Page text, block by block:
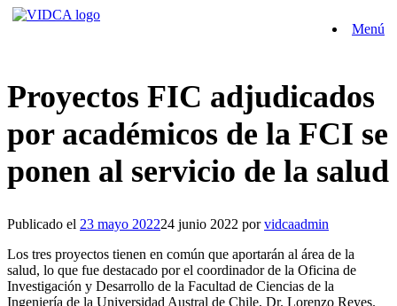
Saltar
Menú
Proyectos FIC adjudicados
por académicos de la FCI se
ponen al servicio de la salud
Publicado el 23 mayo 202224 junio 2022 porvidcaadmin
Los tres proyectos tienen en común que aportarán al área de la
salud, lo que fue destacado por el coordinador de la Oficina de
Investigación y Desarrollo de la Facultad de Ciencias de la
Ingeniería de la Universidad Austral de Chile, Dr. Lorenzo Reyes.